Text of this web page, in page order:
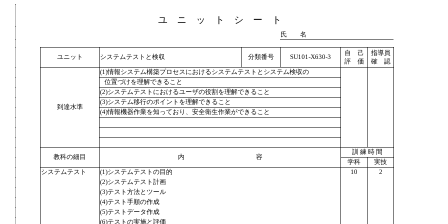
ユ ニ ッ ト シ ー ト
氏 名
ユニット システムテストと検収 分類番号 SU101-X630-3
自 己
評 価
指導員
確 認
到達水準
(1)情報システム構築プロセスにおけるシステムテストとシステム検収の
位置づけを理解できること
(2)システムテストにおけるユーザの役割を理解できること
(3)システム移行のポイントを理解できること
(4)情報機器作業を知っており、安全衛生作業ができること
教科の細目 内 容
訓 練 時 間
学科
実技
システムテスト
(1)システムテストの目的 10
2
(2)システムテスト計画
(3)テスト方法とツール
(4)テスト手順の作成
(5)テストデータ作成
(6)テストの実施と評価